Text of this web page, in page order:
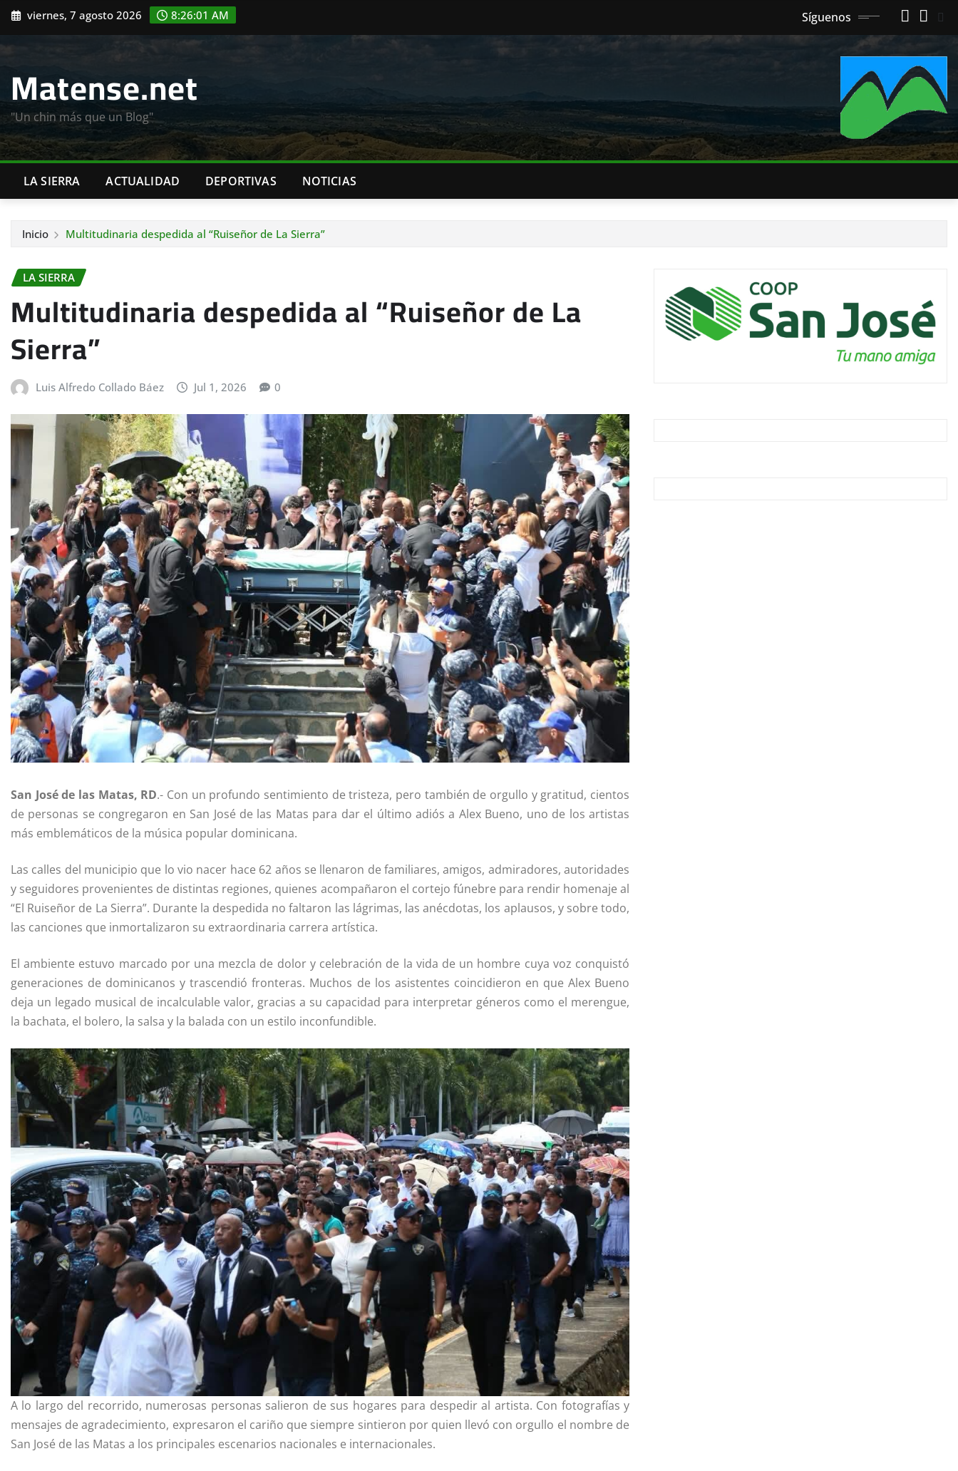
Saltar
contenido
viernes, 7 agosto 2026 8:26:03 AM Síguenos
Matense.net
"Un chin más que un Blog"
LA SIERRA ACTUALIDAD DEPORTIVAS NOTICIAS
Inicio Multitudinaria despedida al “Ruiseñor de La Sierra”
LA SIERRA
Multitudinaria despedida al “Ruiseñor de La
Sierra”
Luis Alfredo Collado Báez Jul 1, 2026 0
San José de las Matas, RD.- Con un profundo sentimiento de tristeza, pero también de orgullo y gratitud, cientos
de personas se congregaron en San José de las Matas para dar el último adiós a Alex Bueno, uno de los artistas
más emblemáticos de la música popular dominicana.
Las calles del municipio que lo vio nacer hace 62 años se llenaron de familiares, amigos, admiradores, autoridades
y seguidores provenientes de distintas regiones, quienes acompañaron el cortejo fúnebre para rendir homenaje al
“El Ruiseñor de La Sierra”. Durante la despedida no faltaron las lágrimas, las anécdotas, los aplausos, y sobre todo,
las canciones que inmortalizaron su extraordinaria carrera artística.
El ambiente estuvo marcado por una mezcla de dolor y celebración de la vida de un hombre cuya voz conquistó
generaciones de dominicanos y trascendió fronteras. Muchos de los asistentes coincidieron en que Alex Bueno
deja un legado musical de incalculable valor, gracias a su capacidad para interpretar géneros como el merengue,
la bachata, el bolero, la salsa y la balada con un estilo inconfundible.
A lo largo del recorrido, numerosas personas salieron de sus hogares para despedir al artista. Con fotografías y
mensajes de agradecimiento, expresaron el cariño que siempre sintieron por quien llevó con orgullo el nombre de
San José de las Matas a los principales escenarios nacionales e internacionales.